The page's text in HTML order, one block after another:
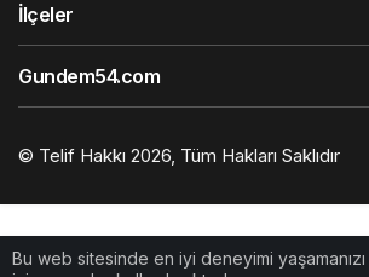
Bu web sitesinde en iyi deneyimi
İlçeler
Gundem54.com
© Telif Hakkı 2026, Tüm Hakları Saklıdır